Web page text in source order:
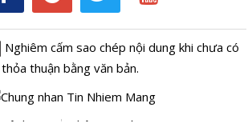
Nghiêm cấm sao chép nội dung khi chưa có
thỏa thuận bằng văn bản.